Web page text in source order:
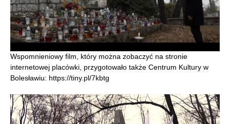
Wspomnieniowy film, który można zobaczyć na stronie
internetowej placówki, przygotowało także Centrum Kultury w
Bolesławiu: https://tiny.pl/7kbtg